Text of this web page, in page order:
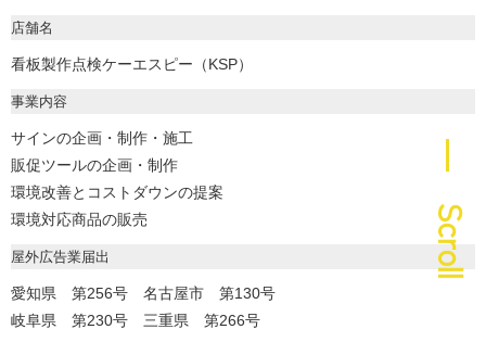
― Scroll
店舗名
看板製作点検ケーエスピー（KSP）
事業内容
サインの企画・制作・施工
販促ツールの企画・制作
環境改善とコストダウンの提案
環境対応商品の販売
屋外広告業届出
愛知県 第256号 名古屋市 第130号
岐阜県 第230号 三重県 第266号